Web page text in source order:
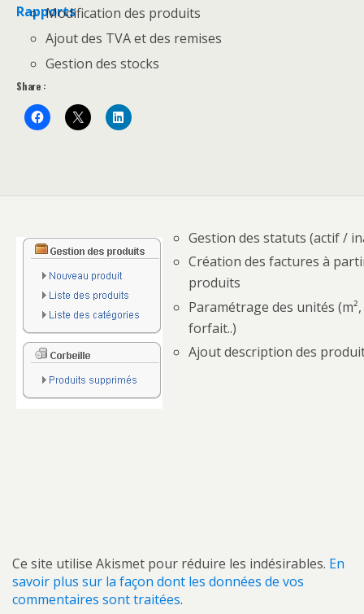
Modification des produits
Ajout des TVA et des remises
Gestion des stocks
Gestion des statuts (actif /
Création des factures à
produits
Paramétrage des unités
forfait..)
Ajout description des
Rapports
Share :
Laisser un commentaire
Ce site utilise Akismet pour réduire les indésirables. En
savoir plus sur la façon dont les données de vos
commentaires sont traitées.